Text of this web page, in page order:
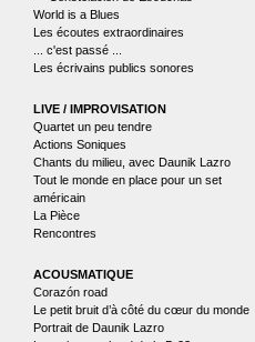
World is a Blues
Les écoutes extraordinaires
... c'est passé ...
Les écrivains publics sonores
LIVE / IMPROVISATION
Quartet un peu tendre
Actions Soniques
Chants du milieu, avec Daunik Lazro
Tout le monde en place pour un set
américain
La Pièce
Rencontres
ACOUSMATIQUE
Corazón road
Le petit bruit d’à côté du cœur du monde
Portrait de Daunik Lazro